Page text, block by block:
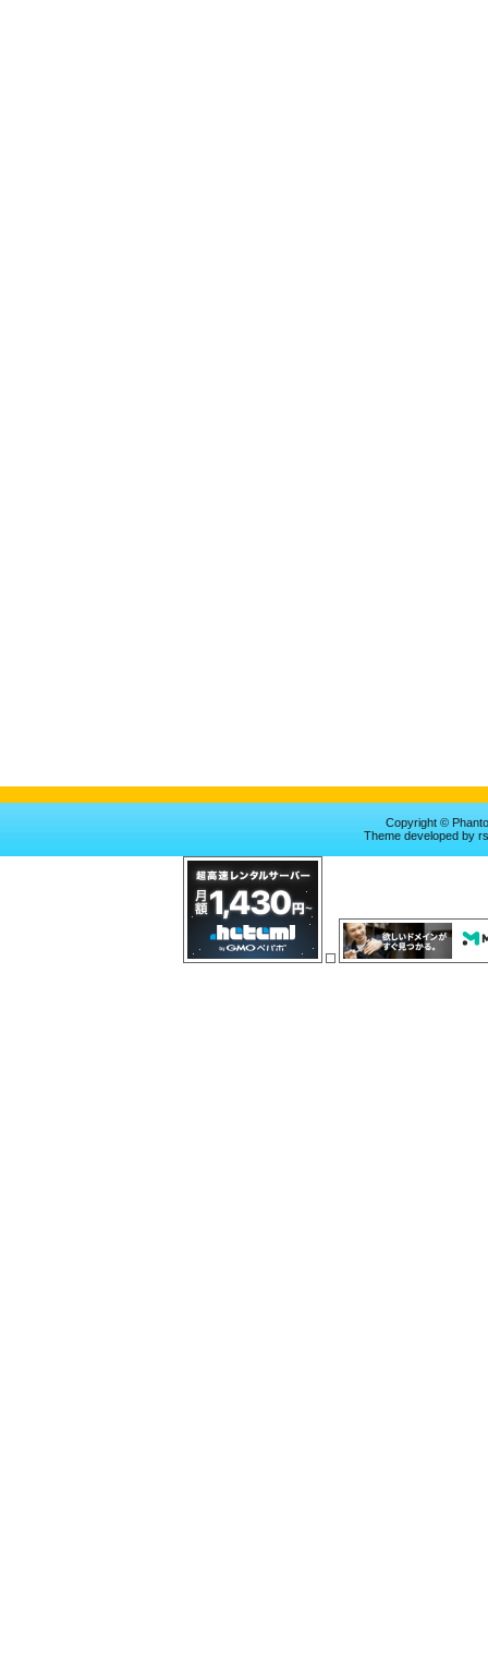
Copyright ©
Theme developed by